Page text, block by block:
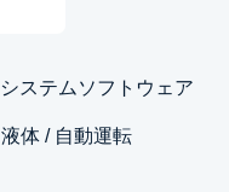
システムソフトウェア
液体 / 自動運転